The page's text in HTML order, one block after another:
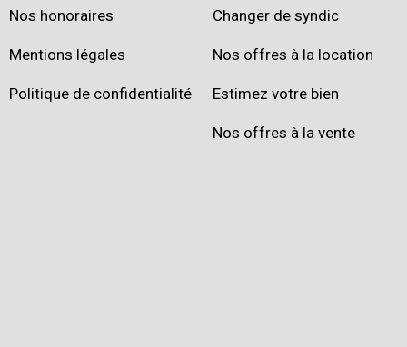
Nos honoraires
Mentions légales
Politique de confidentialité
Changer de syndic
Nos offres à la location
Estimez votre bien
Nos offres à la vente